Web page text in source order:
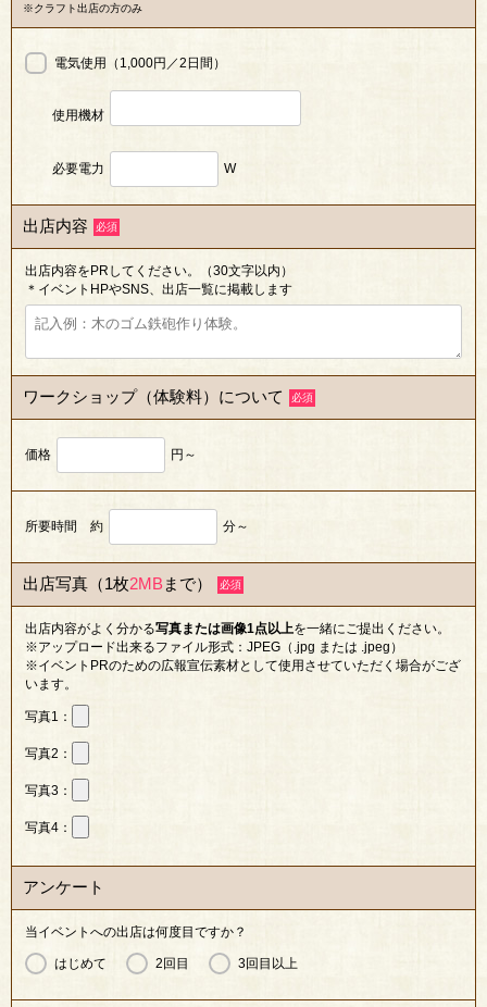
※クラフト出店の方のみ
電気使用（1,000円／2日間）
使用機材
必要電力 W
出店内容 必須
出店内容をPRしてください。（30文字以内）
＊イベントHPやSNS、出店一覧に掲載します
ワークショップ（体験料） について 必須
価格 円～
所要時間 約 分～
出店写真（1枚2MB まで） 必須
出店内容がよく分かる写真または画像1点以上を一緒にご提出ください。
※アップロード出来るファイル形式：JPEG（.jpg または .jpeg）
※イベントPRのための広報宣伝素材として使用させていただく場合がござ
います。
写真1：
写真2：
写真3：
写真4：
アンケート
当イベントへの出店は何度目ですか？
はじめて 2回目 3回目以上